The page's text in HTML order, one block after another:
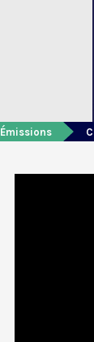
Émissions